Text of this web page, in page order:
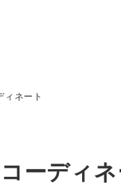
ィネート
ーディネ